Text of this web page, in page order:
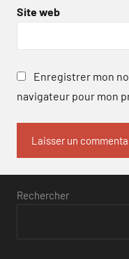
Site web
Enregistrer mon
navigateur pour mon
Rechercher